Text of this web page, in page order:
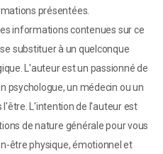
présentées.
informations contenues sur ce
substituer à un quelconque
L'auteur est un passionné de
psychologue, un médecin ou un
l'être. L'intention de l'auteur est
de nature générale pour vous
être physique, émotionnel et